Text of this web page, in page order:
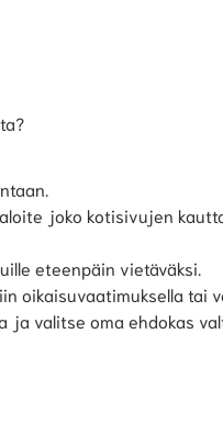
joko kotisivujen
eteenpäin vietäväksi.
oikaisuvaatimuksella tai
ja valitse oma ehdokas